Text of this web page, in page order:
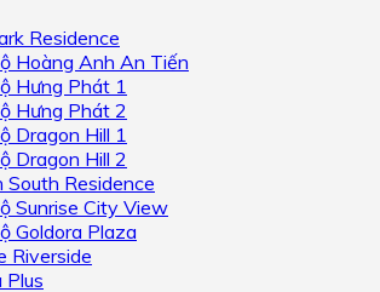
Residence
Hoàng Anh An Tiến
Hưng Phát 1
Hưng Phát 2
Dragon Hill 1
Dragon Hill 2
South Residence
Sunrise City View
Goldora Plaza
Riverside
Plus